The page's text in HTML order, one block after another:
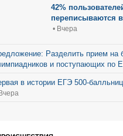
42%
переписываются
• Вчера
Разделить прием
и поступающих по
в истории ЕГЭ 500-